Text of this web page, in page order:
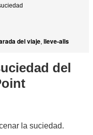
del viaje, lleve-alls
del
la suciedad.